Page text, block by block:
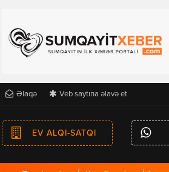
Əlaqə Veb saytına əlavə et
EV ALQI-SATQI